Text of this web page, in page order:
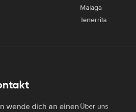
Malaga
Tenerrifa
wende dich an einen Über uns